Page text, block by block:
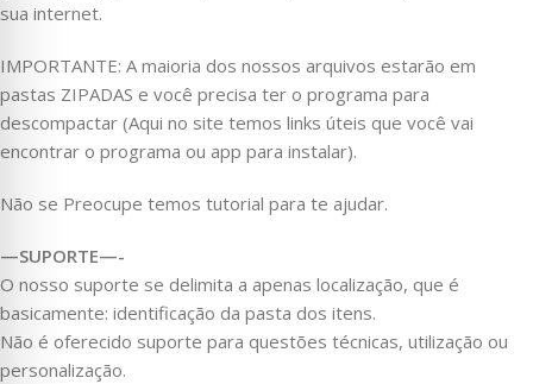
sua internet.
IMPORTANTE: A maioria dos nossos arquivos estarão em
pastas ZIPADAS e você precisa ter o programa para
descompactar (Aqui no site temos links úteis que você vai
encontrar o programa ou app para instalar).
Não se Preocupe temos tutorial para te ajudar.
—SUPORTE—-
O nosso suporte se delimita a apenas localização, que é
basicamente: identificação da pasta dos itens.
Não é oferecido suporte para questões técnicas, utilização ou
personalização.